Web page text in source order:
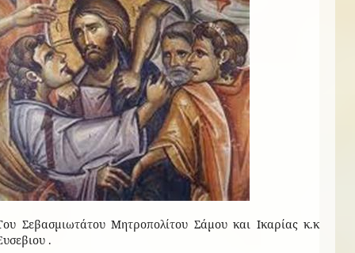
Σεβασμιωτάτου Μητροπολίτου Σάμου και Ικαρίας κ.κ
.